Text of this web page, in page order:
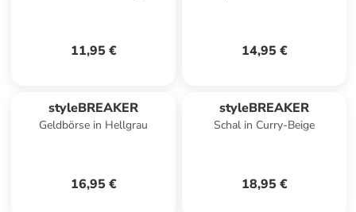
11,95 € 14,95 €
styleBREAKER
Geldbörse in Hellgrau
16,95 €
styleBREAKER
Schal in Curry-Beige
18,95 €